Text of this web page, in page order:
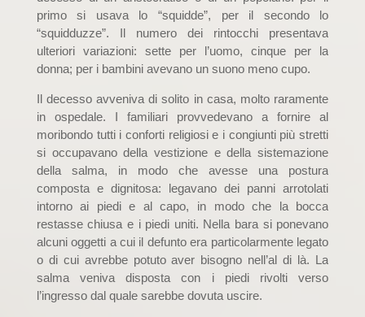
primo si usava lo “squidde”, per il secondo lo
“squidduzze”. Il numero dei rintocchi presentava
ulteriori variazioni: sette per l’uomo, cinque per la
donna; per i bambini avevano un suono meno cupo.
Il decesso avveniva di solito in casa, molto raramente
in ospedale. I familiari provvedevano a fornire al
moribondo tutti i conforti religiosi e i congiunti più stretti
si occupavano della vestizione e della sistemazione
della salma, in modo che avesse una postura
composta e dignitosa: legavano dei panni arrotolati
intorno ai piedi e al capo, in modo che la bocca
restasse chiusa e i piedi uniti. Nella bara si ponevano
alcuni oggetti a cui il defunto era particolarmente legato
o di cui avrebbe potuto aver bisogno nell’al di là. La
salma veniva disposta con i piedi rivolti verso
l’ingresso dal quale sarebbe dovuta uscire.